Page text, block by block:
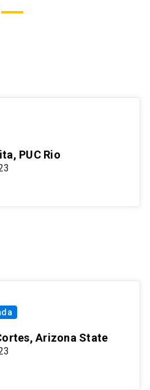
PUC Rio
Arizona State